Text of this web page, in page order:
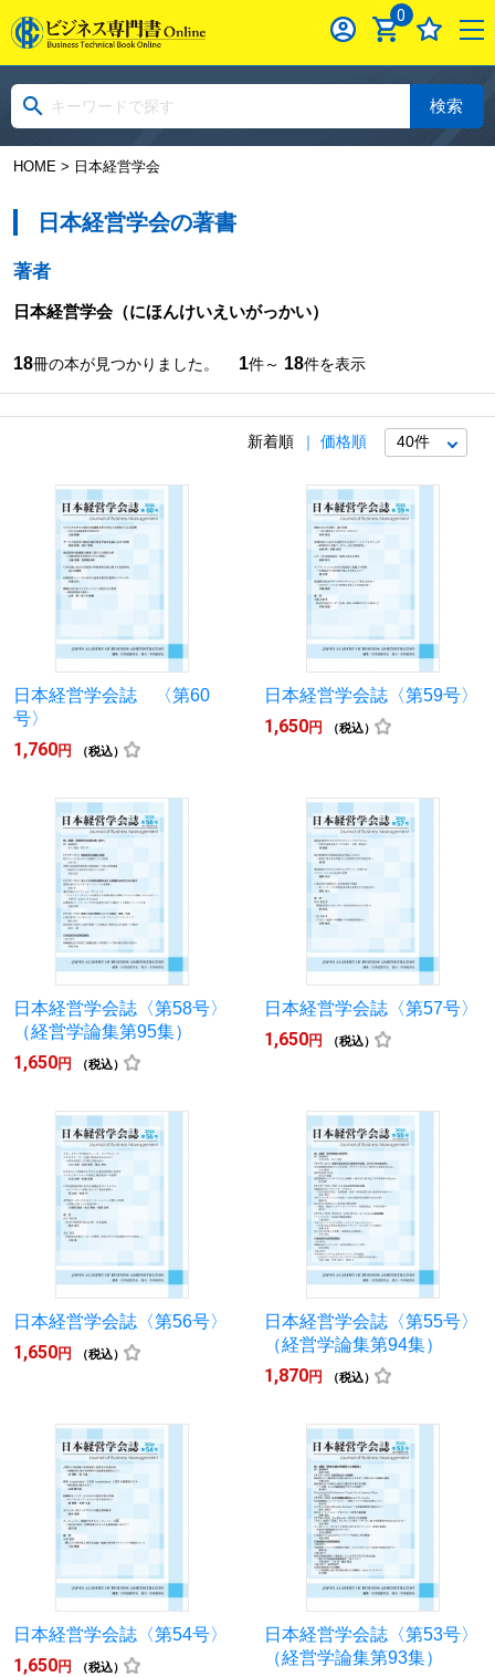
0
検索
HOME> 日本経営学会
日本経営学会の著書
著者
日本経営学会（にほんけいえいがっかい）
18冊の本が見つかりました。 1件～ 18件を表示
新着順 価格順
日本経営学会誌 〈第60
号〉
1,760円 （税込）
日本経営学会誌〈第59号〉
1,650円 （税込）
日本経営学会誌〈第58号〉
（経営学論集第95集）
1,650円 （税込）
日本経営学会誌〈第57号〉
1,650円 （税込）
日本経営学会誌〈第56号〉
1,650円 （税込）
日本経営学会誌〈第55号〉
（経営学論集第94集）
1,870円 （税込）
日本経営学会誌〈第54号〉
1,650円 （税込）
日本経営学会誌〈第53号〉
（経営学論集第93集）